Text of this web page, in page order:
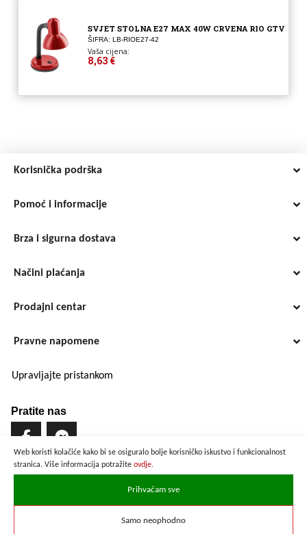
Web koristi kolačiće kako bi se osiguralo bolje korisničko iskustvo i funkcionalnost
stranica. Više informacija potražite ovdje.
Prihvaćam sve
Samo neophodno
SVJET STOLNA E27 MAX 40W CRVENA RIO GTV
ŠIFRA: LB-RIOE27-42
Vaša cijena:
8,63 €
Korisnička podrška
Pomoć i informacije
Brza i sigurna dostava
Načini plaćanja
Prodajni centar
Pravne napomene
Upravljajte pristankom
Pratite nas
Brzo i sigurno plaćanje
Prikazane cijene su preračunate po službenom tečaju u iznosu od